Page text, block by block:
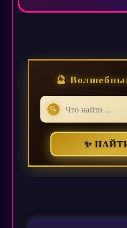
🔮
🔍
✨